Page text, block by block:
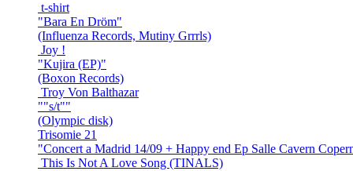
t-shirt
"Bara En Dröm"
(Influenza Records, Mutiny Grrrls)
Joy !
"Kujira (EP)"
(Boxon Records)
Troy Von Balthazar
""s/t""
(Olympic disk)
Trisomie 21
"Concert a Madrid 14/09 + Happy end Ep Salle Cavern
This Is Not A Love Song (TINALS)